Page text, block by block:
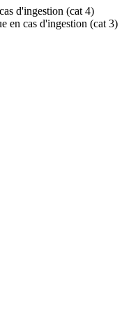
d'ingestion (cat 4)
en cas d'ingestion (cat 3)